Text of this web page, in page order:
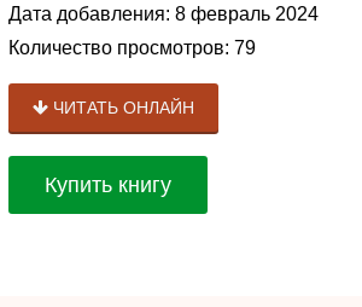
Дата добавления: 8 февраль 2024
Количество просмотров: 79
ЧИТАТЬ ОНЛАЙН
Купить книгу